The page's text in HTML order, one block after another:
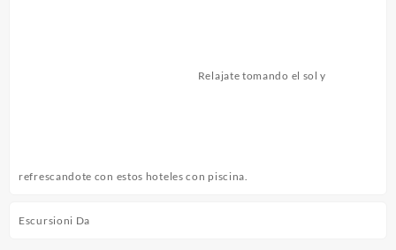
Relajate tomando el sol y
refrescandote con estos hoteles con piscina.
Escursioni Da